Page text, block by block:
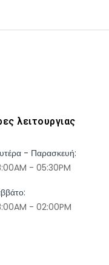
λειτουργιας
- Παρασκευή:
- 05:30PM
- 02:00PM